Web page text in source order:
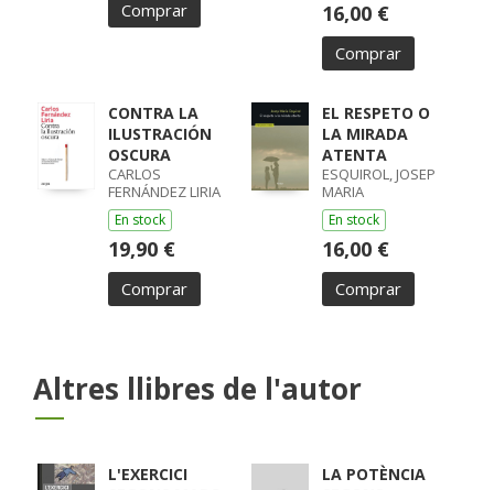
Comprar 16,00 €
Comprar
CONTRA LA
ILUSTRACIÓN
OSCURA
CARLOS
FERNÁNDEZ LIRIA
En stock
19,90 €
Comprar
EL RESPETO O
LA MIRADA
ATENTA
ESQUIROL, JOSEP
MARIA
En stock
16,00 €
Comprar
Altres llibres de l'autor
L'EXERCICI
LA POTÈNCIA